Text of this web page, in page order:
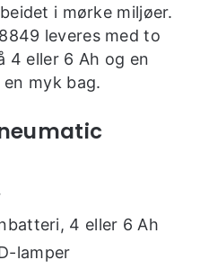
i mørke miljøer.
leveres med to
4 eller 6 Ah og en
myk bag.
4 eller 6 Ah
lamper